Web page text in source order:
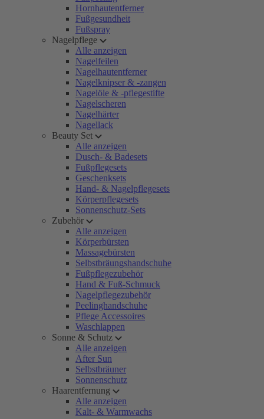
Hornhautentferner
Fußgesundheit
Fußspray
Nagelpflege
Alle anzeigen
Nagelfeilen
Nagelhautentferner
Nagelknipser & -zangen
Nagelöle & -pflegestifte
Nagelscheren
Nagelhärter
Nagellack
Beauty Set
Alle anzeigen
Dusch- & Badesets
Fußpflegesets
Geschenksets
Hand- & Nagelpflegesets
Körperpflegesets
Sonnenschutz-Sets
Zubehör
Alle anzeigen
Körperbürsten
Massagebürsten
Selbstbräungshandschuhe
Fußpflegezubehör
Hand & Fuß-Schmuck
Nagelpflegezubehör
Peelinghandschuhe
Pflege Accessoires
Waschlappen
Sonne & Schutz
Alle anzeigen
After Sun
Selbstbräuner
Sonnenschutz
Haarentfernung
Alle anzeigen
Kalt- & Warmwachs